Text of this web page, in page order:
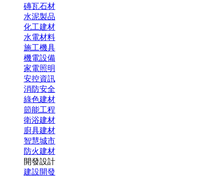
磚瓦石材
水泥製品
化工建材
水電材料
施工機具
機電設備
家電照明
安控資訊
消防安全
綠色建材
節能工程
衛浴建材
廚具建材
智慧城市
防火建材
開發設計
建設開發